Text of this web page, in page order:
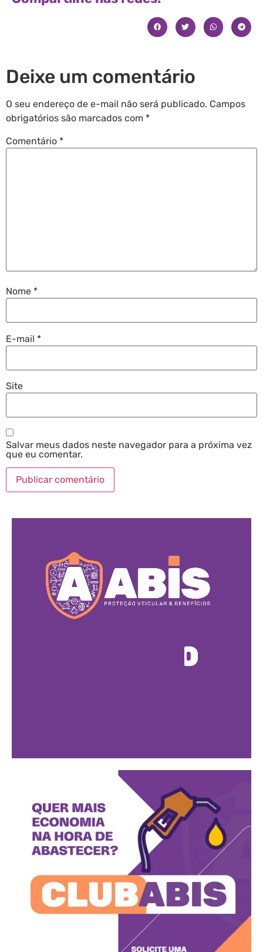
Deixe um comentário
O seu endereço de e-mail não será publicado. Campos
obrigatórios são marcados com *
Comentário *
Nome *
E-mail *
Site
Salvar meus dados neste navegador para a próxima vez
que eu comentar.